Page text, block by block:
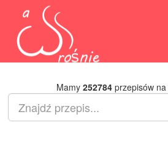
Mamy 252784przepisów na